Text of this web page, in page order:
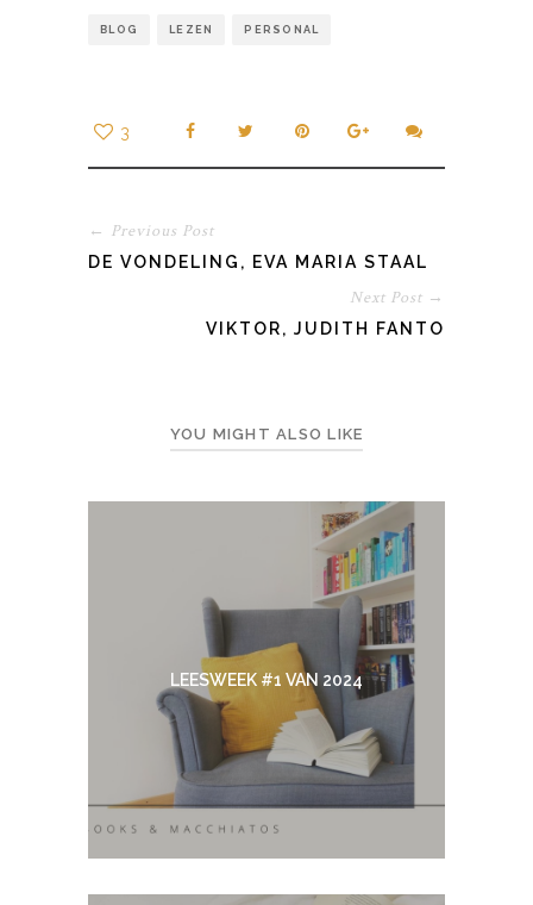
BLOG LEZEN PERSONAL
3
← Previous Post
DE VONDELING, EVA MARIA STAAL
Next Post →
VIKTOR, JUDITH FANTO
YOU MIGHT ALSO LIKE
LEESWEEK #1 VAN 2024